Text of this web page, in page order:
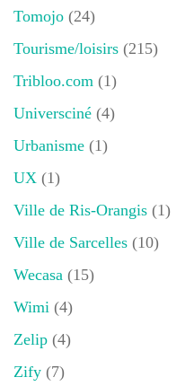
Tomojo (24)
Tourisme/loisirs (215)
Tribloo.com (1)
Universciné (4)
Urbanisme (1)
UX (1)
Ville de Ris-Orangis (1)
Ville de Sarcelles (10)
Wecasa (15)
Wimi (4)
Zelip (4)
Zify (7)